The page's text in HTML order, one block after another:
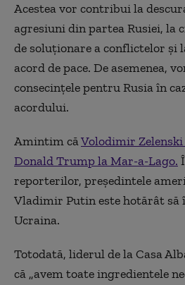
Acestea vor contribui la
agresiuni din partea Rusiei, la
de soluționare a conflictelor și
acord de pace. De asemenea,
consecințele pentru Rusia în
acordului.
Amintim căVolodimir
Donald Trump la Mar-a-Lago.
reporterilor, președintele
Vladimir Putin este hotărât să
Ucraina.
Totodată, liderul de la Casa
că „avem toate ingredientele